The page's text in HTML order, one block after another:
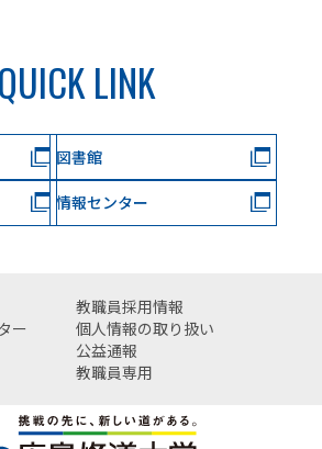
QUICK LINK
図書館
情報センター
教職員採用情報
ー
個人情報の取り扱い
公益通報
教職員専用